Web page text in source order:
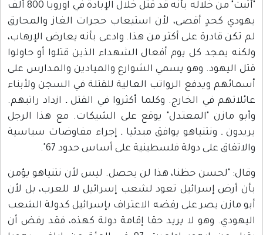
"أثبت" من خلاله بأنه قد قتل خلال الإبادة في اوروبا 800 ألف
يهودي كحدٍ أقصى، لأن استيعاب حجرات الغاز والمحارق
لم تكن قادرة على أكثر من هذا. وادعى بأنه يعارض الإرهاب،
ولكنه يمجد كل يوم أفعال الشهداء الذين قتلوا أو حاولوا
قتل اليهود. وهو يسمي الشوارع والميادين والمدارس على
أسمائهم ويدفع الرواتب العالية للقتلة في السجن ولأبناء
عائلاتهم في الخارج. وكلما أكثروا في القتل ـ ازداد راتبهم.
وأبو مازن "المعتدل" يوقع على الشيكات. مع هذا الرجل
يريدون ـ ونتنياهو يوافق مبدئيا ـ إجراء مفاوضات سياسية
والاتفاق على دولة فلسطينية على أساس حدود 67".
وقال: "لحسن حظنا، هذا لن يحصل. ليس لأن نتنياهو يؤمن
بأن أرض إسرائيل تعود لشعب إسرائيل لا للعرب، بل لأن
أبو مازن يصر على رفضه الاعتراف بإسرائيل كدولة الشعب
اليهودي. وهو لا يريد حقا إقامة دولة كهذه، فقد رفض أن